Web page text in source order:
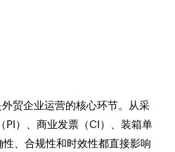
贸企业运营的核心环节。从采
PI）、商业发票（CI）、装箱单
性、合规性和时效性都直接影响